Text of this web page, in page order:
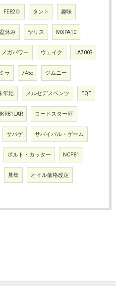
FE82Ｄ タント 趣味
盆休み ヤリス MXPA10
メガパワー ウェイク LA700S
ミラ 745e ジムニー
年始 メルセデスベンツ EQE
ロードスターRF
サバゲ サバイバル・ゲーム
ボルト・カッター NCP81
募集 オイル価格改定